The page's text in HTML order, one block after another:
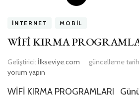
İNTERNET MOBIL
WİFİ KIRMA
Geliştirici: İlkseviye.com güncelleme
yorum yapın
WİFİ KIRMA PROGRAMLARI